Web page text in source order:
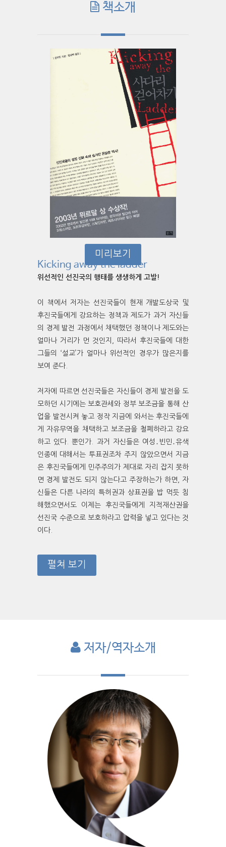
책소개
미리보기
Kicking away the ladder
위선적인 선진국의 행태를 생생하게 고발!
이 책에서 저자는 선진국들이 현재 개발도상국 및
후진국들에게 강요하는 정책과 제도가 과거 자신들
의 경제 발전 과정에서 채택했던 정책이나 제도와는
얼마나 거리가 먼 것인지, 따라서 후진국들에 대한
그들의 ‘설교’가 얼마나 위선적인 경우가 많은지를
보여 준다.
저자에 따르면 선진국들은 자신들이 경제 발전을 도
모하던 시기에는 보호관세와 정부 보조금을 통해 산
업을 발전시켜 놓고 정작 지금에 와서는 후진국들에
게 자유무역을 채택하고 보조금을 철폐하라고 강요
하고 있다. 뿐인가. 과거 자신들은 여성․빈민․유색
인종에 대해서는 투표권조차 주지 않았으면서 지금
은 후진국들에게 민주주의가 제대로 자리 잡지 못하
면 경제 발전도 되지 않는다고 주장하는가 하면, 자
신들은 다른 나라의 특허권과 상표권을 밥 먹듯 침
해했으면서도 이제는 후진국들에게 지적재산권을
선진국 수준으로 보호하라고 압력을 넣고 있다는 것
이다.
펼쳐 보기
저자/역자소개